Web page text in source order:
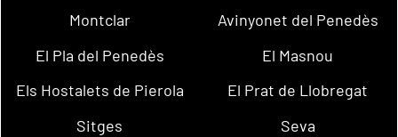
Montclar
Avinyonet del Penedès
El Pla del Penedès
El Masnou
Els Hostalets de Pierola
El Prat de Llobregat
Sitges
Seva